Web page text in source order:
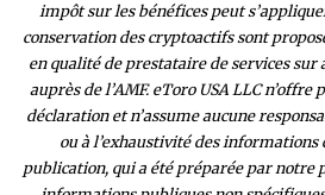
impôt sur les bénéfices peut
conservation des cryptoactifs sont
en qualité de prestataire de services
auprès de l’AMF. eToro USA LLC n’offre
déclaration et n’assume aucune
ou à l’exhaustivité des informations
publication, qui a été préparée par notre